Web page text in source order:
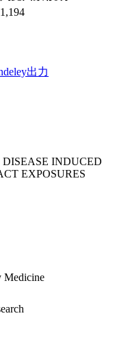
1,194
出力
DISEASE INDUCED
EXPOSURES
Medicine